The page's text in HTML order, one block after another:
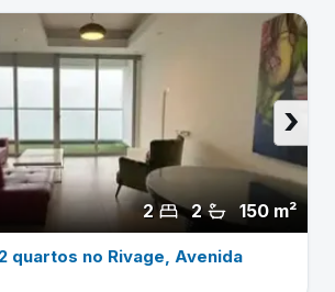
150 m²
2
2
›
quartos no Rivage, Avenida